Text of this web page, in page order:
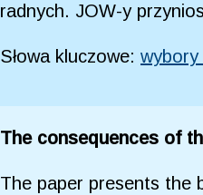
radnych. JOW-y
Słowa kluczowe: wybory
The consequences of
The paper presents the